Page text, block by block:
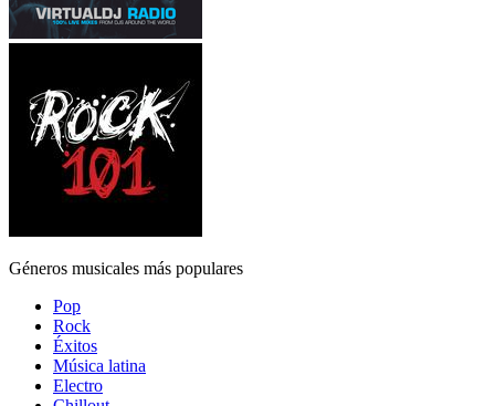
Géneros musicales más populares
Pop
Rock
Éxitos
Música latina
Electro